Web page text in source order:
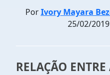
PorIvory Mayara
25/02/
RELAÇÃO